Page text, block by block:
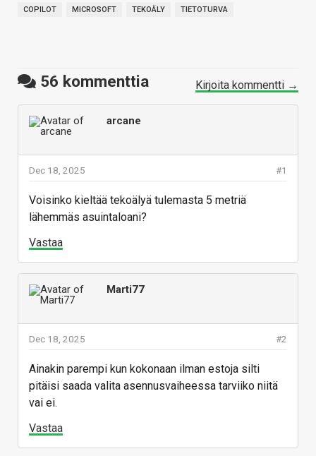
COPILOT MICROSOFT TEKOÄLY TIETOTURVA
56 kommenttia Kirjoita kommentti →
arcane
#1
Dec 18, 2025
Voisinko kieltää tekoälyä tulemasta 5 metriä
lähemmäs asuintaloani?
Vastaa
Marti77
#2
Dec 18, 2025
Ainakin parempi kun kokonaan ilman estoja silti
pitäisi saada valita asennusvaiheessa tarviiko niitä
vai ei.
Vastaa